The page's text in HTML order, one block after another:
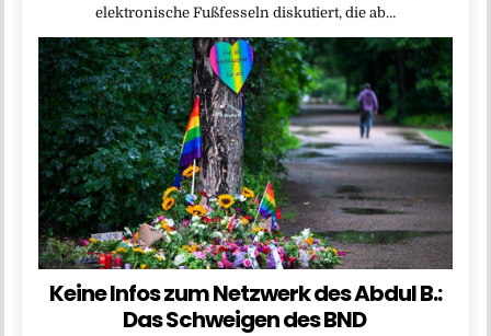
elektronische Fußfesseln diskutiert, die ab…
Keine Infos zum Netzwerk des Abdul B.:
Das Schweigen des BND